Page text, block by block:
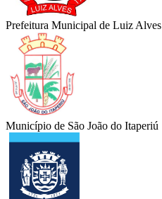
Prefeitura Municipal de Luiz Alves
Município de São João do Itaperiú